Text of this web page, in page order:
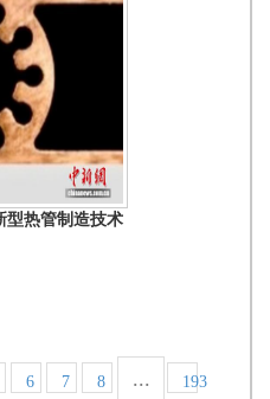
型热管制造技术
6 7 8 ... 193